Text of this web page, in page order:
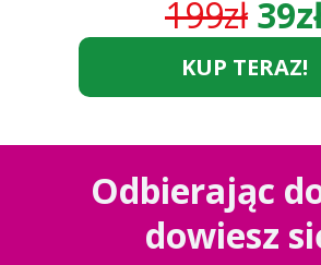
KUP TERAZ!
199zł
Odbierając
dowiesz